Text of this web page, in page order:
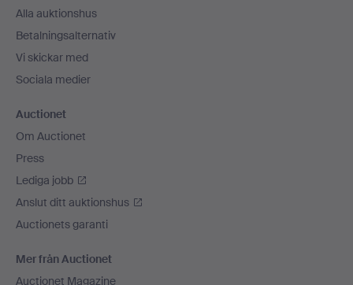
Alla auktionshus
Betalningsalternativ
Vi skickar med
Sociala medier
Auctionet
Om Auctionet
Press
Lediga jobb
Anslut ditt auktionshus
Auctionets garanti
Mer från Auctionet
Auctionet Magazine